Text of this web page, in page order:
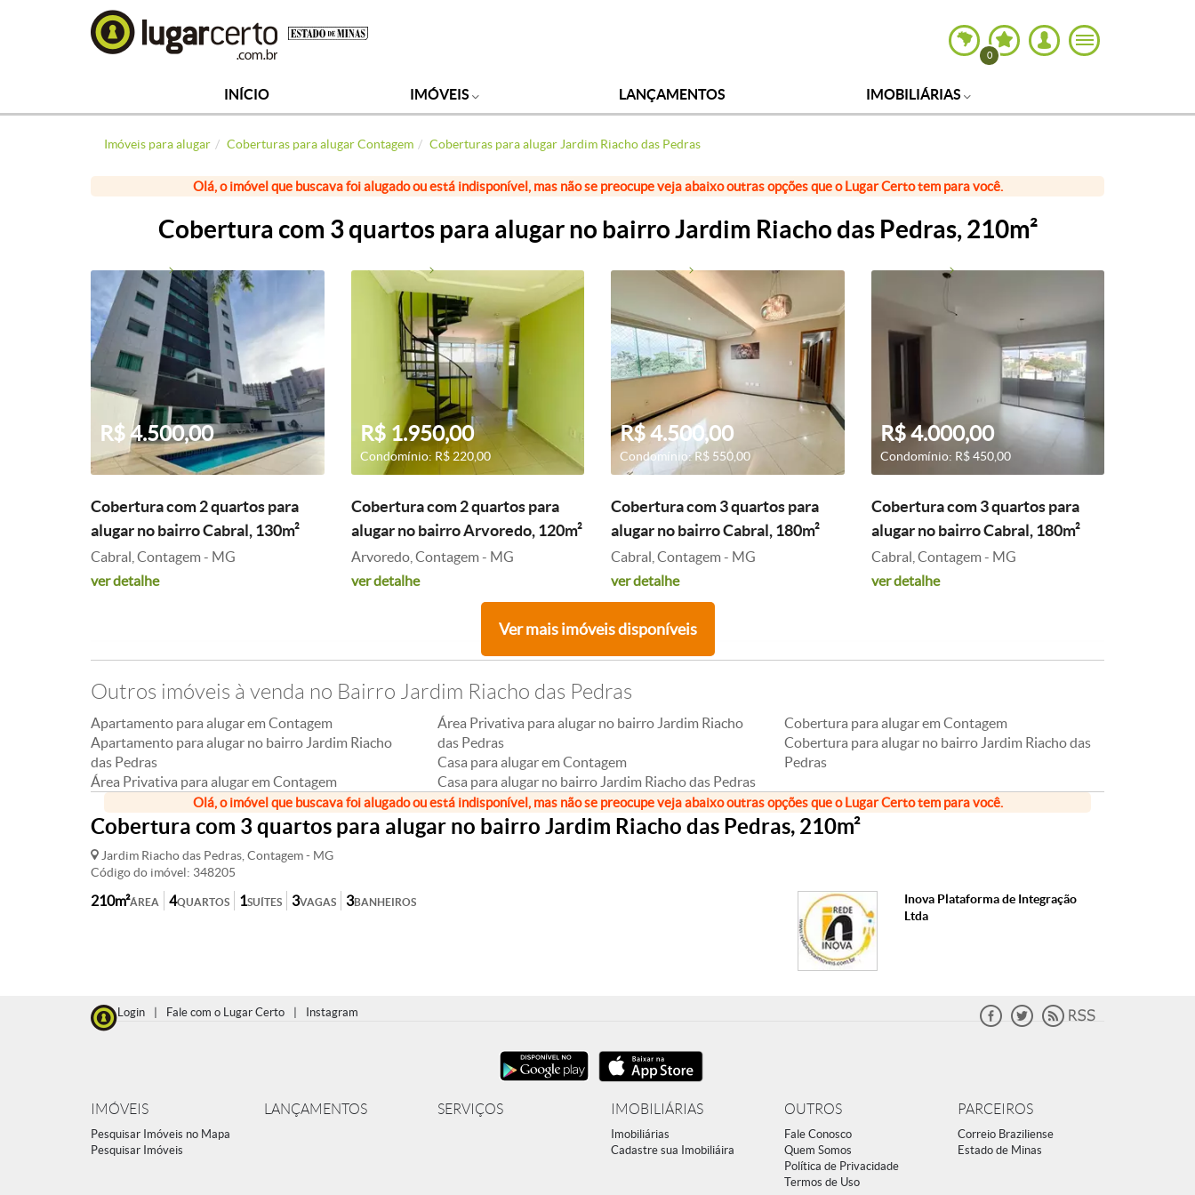
0
INÍCIO IMÓVEIS LANÇAMENTOS IMOBILIÁRIAS
Imóveis para alugar Coberturas para alugar Contagem Coberturas para alugar Jardim Riacho das Pedras
Olá, o imóvel que buscava foi alugado ou está indisponível, mas não se preocupe veja abaixo outras opções que o Lugar Certo tem para você.
Cobertura com 3 quartos para alugar no bairro Jardim Riacho das Pedras, 210m²
R$ 4.500,00
Cobertura com 2 quartos para
alugar no bairro Cabral, 130m²
Cabral, Contagem - MG
ver detalhe
R$ 1.950,00
Condomínio: R$ 220,00
Cobertura com 2 quartos para
alugar no bairro Arvoredo, 120m²
Arvoredo, Contagem - MG
ver detalhe
R$ 4.500,00
Condomínio: R$ 550,00
Cobertura com 3 quartos para
alugar no bairro Cabral, 180m²
Cabral, Contagem - MG
ver detalhe
R$ 4.000,00
Condomínio: R$ 450,00
Cobertura com 3 quartos para
alugar no bairro Cabral, 180m²
Cabral, Contagem - MG
ver detalhe
Ver mais imóveis disponíveis
Outros imóveis à venda no Bairro Jardim Riacho das Pedras
Apartamento para alugar em Contagem
Apartamento para alugar no bairro Jardim Riacho
das Pedras
Área Privativa para alugar em Contagem
Área Privativa para alugar no bairro Jardim Riacho
das Pedras
Casa para alugar em Contagem
Casa para alugar no bairro Jardim Riacho das Pedras
Cobertura para alugar em Contagem
Cobertura para alugar no bairro Jardim Riacho das
Pedras
Olá, o imóvel que buscava foi alugado ou está indisponível, mas não se preocupe veja abaixo outras opções que o Lugar Certo tem para você.
Cobertura com 3 quartos para alugar no bairro Jardim Riacho das Pedras, 210m²
Jardim Riacho das Pedras, Contagem - MG
Código do imóvel: 348205
ÁREA
210m² QUARTOS
4 SUÍTES
1 VAGAS
3 BANHEIROS
3
Inova Plataforma de Integração
Ltda
Login | Fale com o Lugar Certo | Instagram
IMÓVEIS
Pesquisar Imóveis no Mapa
Pesquisar Imóveis
LANÇAMENTOS SERVIÇOS IMOBILIÁRIAS
Imobiliárias
Cadastre sua Imobiliáira
OUTROS
Fale Conosco
Quem Somos
Política de Privacidade
Termos de Uso
PARCEIROS
Correio Braziliense
Estado de Minas